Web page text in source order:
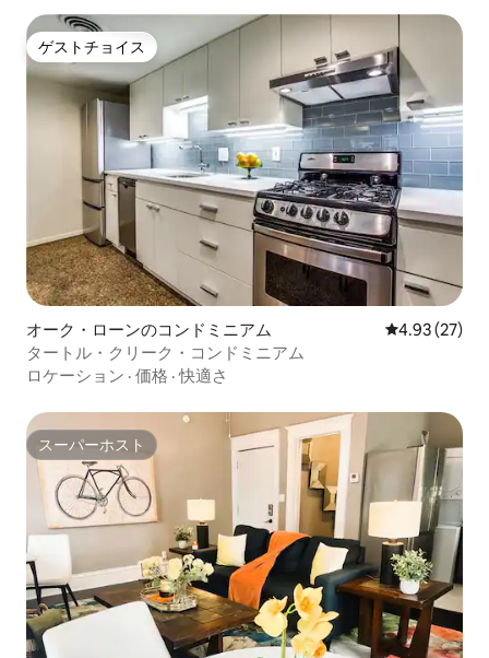
ゲストチョイス
ゲストチョイス
オーク・ローンのコンドミニアム レビュー27
4.93 (27)
タートル・クリーク・コンドミニアム
ロケーション · 価格 ·快適さ
スーパーホスト
スーパーホスト